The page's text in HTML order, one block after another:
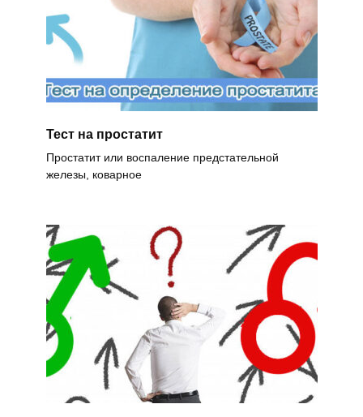
Тест на простатит
Простатит или воспаление предстательной
железы, коварное